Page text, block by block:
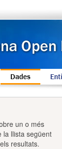
Dades
un o més
la llista següent
resultats.